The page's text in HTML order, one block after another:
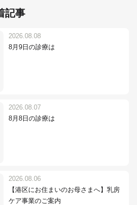
記事
2026.08.08
8月9日の診療は
2026.08.07
8月8日の診療は
2026.08.06
【港区にお住まいのお母さまへ】乳房
ケア事業のご案内